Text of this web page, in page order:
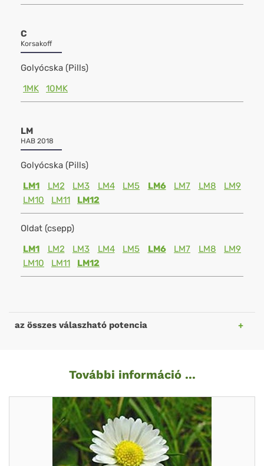
C
Korsakoff
Golyócska (Pills)
1MK
10MK
LM
HAB 2018
Golyócska (Pills)
LM1
LM2 LM3 LM4 LM5 LM6 LM7 LM8
LM9
LM10
LM11 LM12
Oldat (csepp)
LM1
LM2 LM3 LM4 LM5 LM6 LM7 LM8
LM9
LM10
LM11 LM12
az összes válaszható potencia
További információ ...